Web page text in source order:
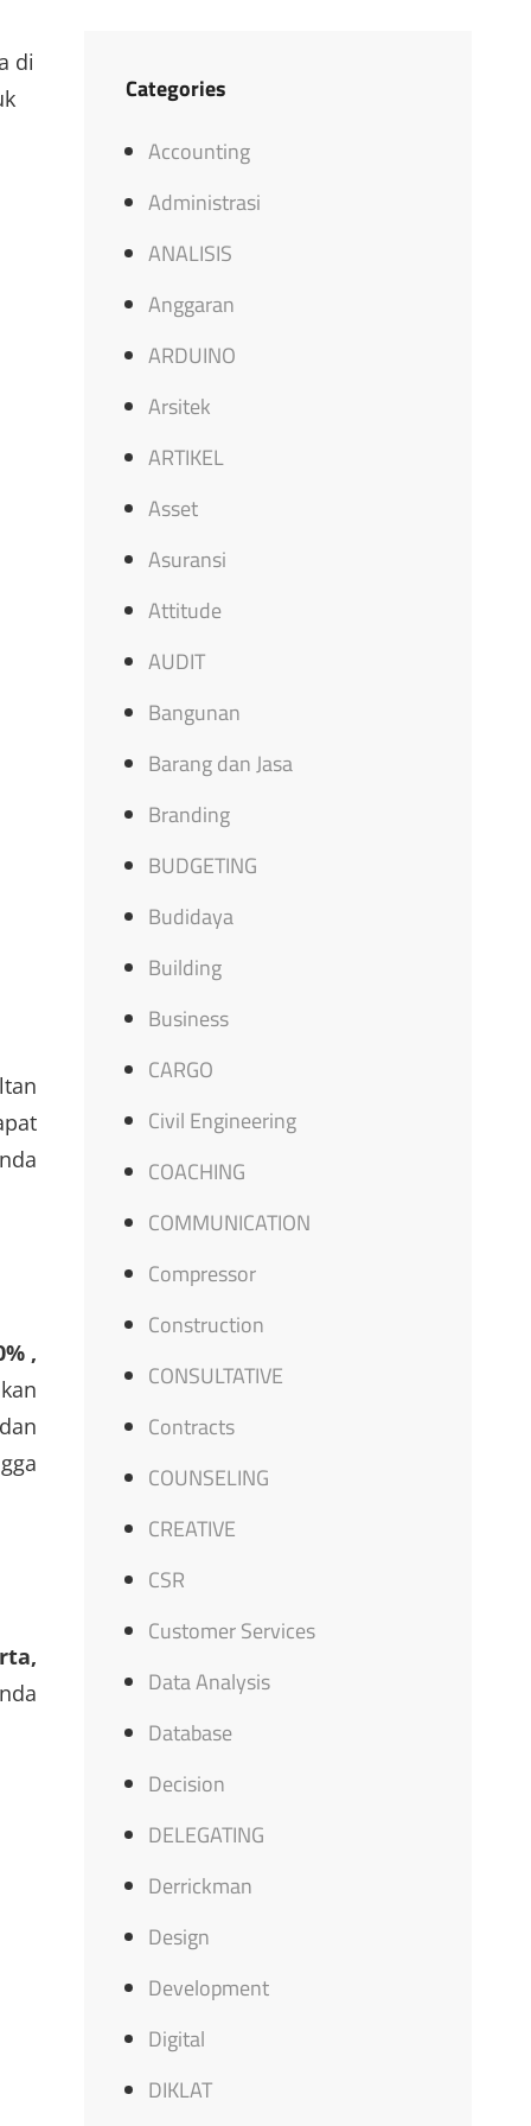
di
,
Categories
Accounting
Administrasi
ANALISIS
Anggaran
ARDUINO
Arsitek
ARTIKEL
Asset
Asuransi
Attitude
AUDIT
Bangunan
Barang dan Jasa
Branding
BUDGETING
Budidaya
Building
Business
CARGO
Civil Engineering
COACHING
COMMUNICATION
Compressor
Construction
CONSULTATIVE
Contracts
COUNSELING
CREATIVE
CSR
Customer Services
Data Analysis
Database
Decision
DELEGATING
Derrickman
Design
Development
Digital
DIKLAT